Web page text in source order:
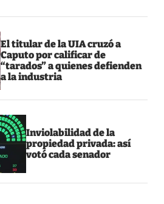
El titular de la UIA cruzó a
Caputo por calificar de
“tarados” a quienes defienden
a la industria
Inviolabilidad de la
propiedad privada: así
votó cada senador